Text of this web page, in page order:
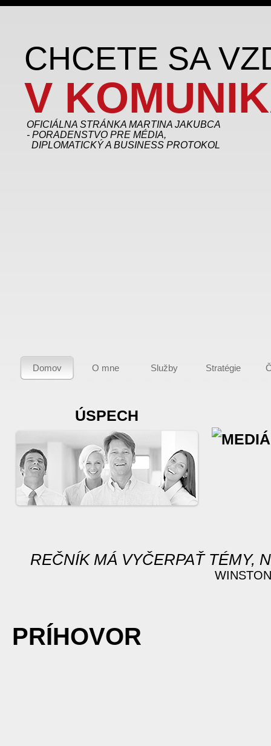
CHCETE SA
V
OFICIÁLNA STRÁNKA MARTINA JAKUBCA
- PORADENSTVO PRE MÉDIA,
DIPLOMATICKÝ A BUSINESS PROTOKOL
Domov O mne Služby Stratégie
ÚSPECH
REČNÍK MÁ VYČERPAŤ TÉMY,
PRÍHOVOR